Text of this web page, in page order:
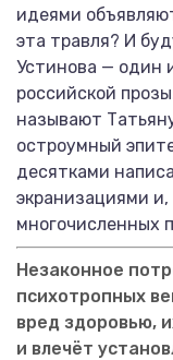
идеями
эта травля? И
Устинова — один
российской
называют
остроумный
десятками
экранизациями
многочисленных
Незаконное
психотропных
вред здоровью,
и влечёт